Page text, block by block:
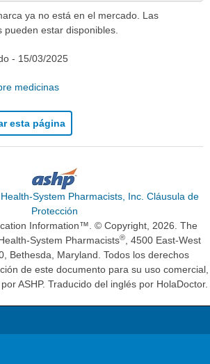
ya no está en el mercado. Las
pueden estar disponibles.
- 15/03/2025
medicinas
esta página
System Pharmacists, Inc. Cláusula de
Protección
Information™. © Copyright, 2026. The
System Pharmacists®, 4500 East-West
Bethesda, Maryland. Todos los derechos
de este documento para su uso comercial,
ASHP. Traducido del inglés por HolaDoctor.